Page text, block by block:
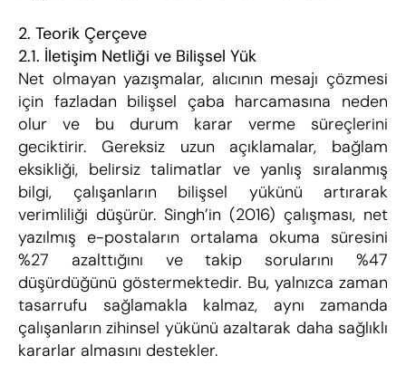
2. Teorik Çerçeve
2.1. İletişim Netliği ve Bilişsel Yük
Net olmayan yazışmalar, alıcının mesajı çözmesi
için fazladan bilişsel çaba harcamasına neden
olur ve bu durum karar verme süreçlerini
geciktirir. Gereksiz uzun açıklamalar, bağlam
eksikliği, belirsiz talimatlar ve yanlış sıralanmış
bilgi, çalışanların bilişsel yükünü artırarak
verimliliği düşürür. Singh’in (2016) çalışması, net
yazılmış e-postaların ortalama okuma süresini
%27 azalttığını ve takip sorularını %47
düşürdüğünü göstermektedir. Bu, yalnızca zaman
tasarrufu sağlamakla kalmaz, aynı zamanda
çalışanların zihinsel yükünü azaltarak daha sağlıklı
kararlar almasını destekler.